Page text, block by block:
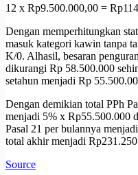
12 x Rp9.500.000,00 =
Dengan memperhitungkan
masuk kategori kawin tanpa
K/0. Alhasil, besaran
dikurangi Rp 58.500.000
setahun menjadi Rp
Dengan demikian total PPh
menjadi 5% x Rp55.500.000
Pasal 21 per bulannya
total akhir menjadi
Source